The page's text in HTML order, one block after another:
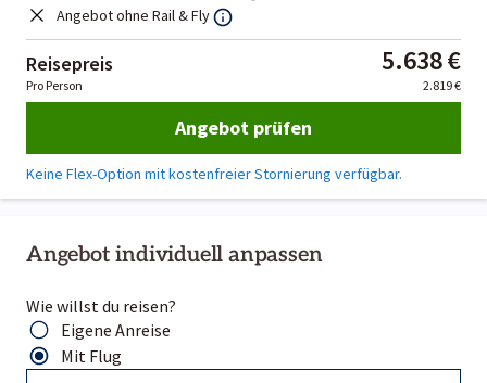
Angebot individuell anpassen
Wie willst du reisen?
Eigene Anreise
Mit Flug
Angebot ohne Rail & Fly
Reisepreis 5.638 €
Pro Person 2.819 €
Angebot prüfen
Keine Flex-Option mit kostenfreier Stornierung verfügbar.